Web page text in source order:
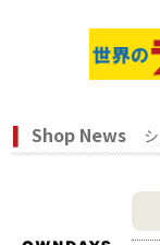
Shop News